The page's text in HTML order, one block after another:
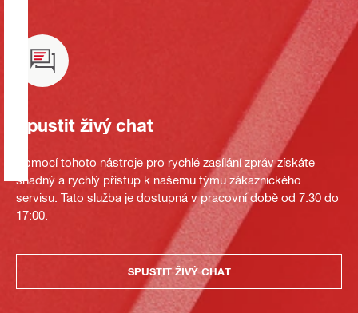
Spustit živý chat
Pomocí tohoto nástroje pro rychlé zasílání zpráv získáte
snadný a rychlý přístup k našemu týmu zákaznického
servisu. Tato služba je dostupná v pracovní době od 7:30 do
17:00.
SPUSTIT ŽIVÝ CHAT